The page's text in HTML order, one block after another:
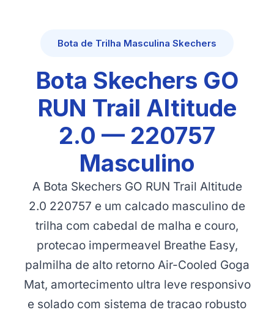
Bota de Trilha Masculina Skechers
Bota Skechers GO
RUN Trail Altitude
2.0 — 220757
Masculino
A Bota Skechers GO RUN Trail Altitude
2.0 220757 e um calcado masculino de
trilha com cabedal de malha e couro,
protecao impermeavel Breathe Easy,
palmilha de alto retorno Air-Cooled Goga
Mat, amortecimento ultra leve responsivo
e solado com sistema de tracao robusto